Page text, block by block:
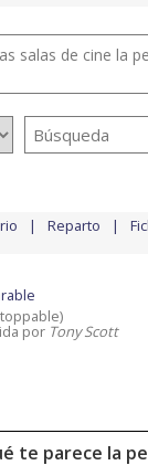
salas de cine la
Reparto
por Tony Scott
te parece la